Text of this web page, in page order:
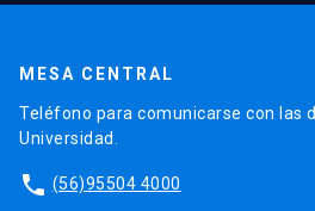
MESA CENTRAL
Teléfono para comunicarse con las
Universidad.
phone (56)95504 4000